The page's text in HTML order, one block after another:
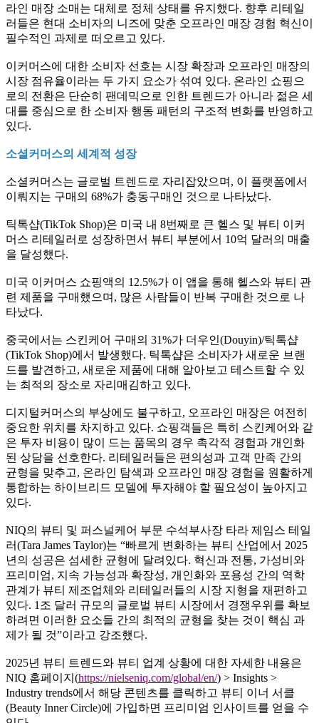
라인 매장 소매는 대체로 정체 상태를 유지했다. 향후 리테일
러들은 현대 소비자의 니즈에 맞춘 오프라인 매장 경험 혁신이
필수적인 과제로 떠오르고 있다.
이커머스에 대한 소비자 선호는 시장 확장과 오프라인 매장의
시장 점유율이라는 두 가지 요소가 섞여 있다. 온라인 쇼핑으
로의 전환은 단순히 팬데믹으로 인한 트렌드가 아니라 젊은 세
대를 중심으로 한 소비자 행동 패턴의 구조적 변화를 반영하고
있다.
소셜커머스의 세계적 성장
소셜커머스는 글로벌 트렌드로 자리잡았으며, 이 플랫폼에서
이뤄지는 구매의 68%가 충동구매인 것으로 나타났다.
틱톡샵(TikTok Shop)은 미국 내 8번째로 큰 헬스 및 뷰티 이커
머스 리테일러로 성장하면서 뷰티 부분에서 10억 달러의 매출
을 달성했다.
미국 이커머스 쇼핑액의 12.5%가 이 앱을 통해 헬스와 뷰티 관
련 제품을 구매했으며, 많은 사람들이 반복 구매한 것으로 나
타났다.
중국에서는 스킨케어 구매의 31%가 더우인(Douyin)/틱톡샵
(TikTok Shop)에서 발생했다. 틱톡샵은 소비자가 새로운 브랜
드를 발견하고, 새로운 제품에 대해 알아보고 테스트할 수 있
는 최적의 장소로 자리매김하고 있다.
디지털커머스의 부상에도 불구하고, 오프라인 매장은 여전히
중요한 위치를 차지하고 있다. 쇼핑객들은 특히 스킨케어와 같
은 투자 비용이 많이 드는 품목의 경우 촉각적 경험과 개인화
된 상담을 선호한다. 리테일러들은 편의성과 고객 만족 간의
균형을 맞추고, 온라인 탐색과 오프라인 매장 경험을 원활하게
통합하는 하이브리드 모델에 투자해야 할 필요성이 높아지고
있다.
NIQ의 뷰티 및 퍼스널케어 부문 수석부사장 타라 제임스 테일
러(Tara James Taylor)는 “빠르게 변화하는 뷰티 산업에서 2025
년의 성공은 섬세한 균형에 달려있다. 혁신과 전통, 가성비와
프리미엄, 지속 가능성과 확장성, 개인화와 포용성 간의 역학
관계가 뷰티 제조업체와 리테일러들의 시장 지형을 재편하고
있다. 1조 달러 규모의 글로벌 뷰티 시장에서 경쟁우위를 확보
하려면 이러한 요소들 간의 최적의 균형을 찾는 것이 핵심 과
제가 될 것”이라고 강조했다.
2025년 뷰티 트렌드와 뷰티 업계 상황에 대한 자세한 내용은
NIQ 홈페이지(https://nielseniq.com/global/en/) > Insights >
Industry trends에서 해당 콘텐츠를 클릭하고 뷰티 이너 서클
(Beauty Inner Circle)에 가입하면 프리미엄 인사이트를 얻을 수